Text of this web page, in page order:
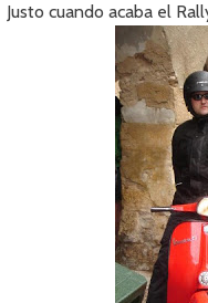
Justo cuando acaba el